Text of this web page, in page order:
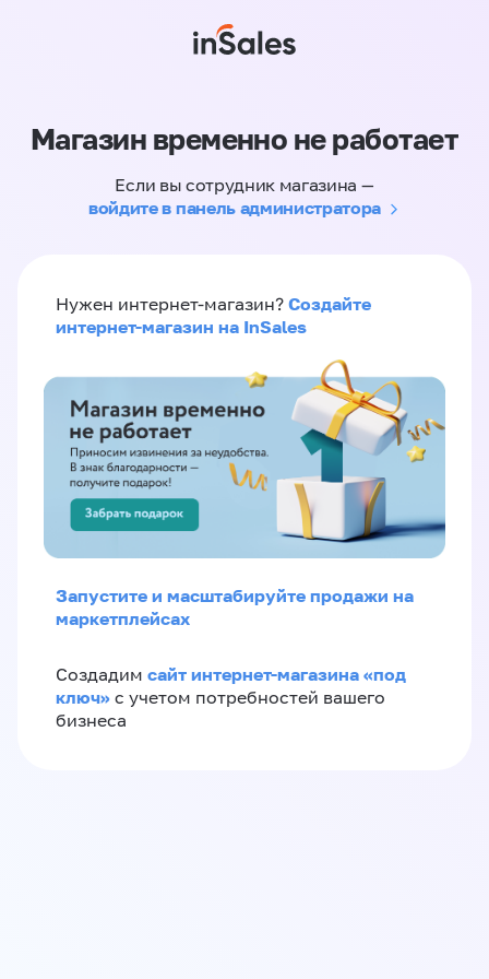
Магазин временно не работает
Если вы сотрудник магазина —
войдите в панель администратора
Нужен интернет-магазин? Создайте
интернет-магазин на InSales
Запустите и масштабируйте продажи на
маркетплейсах
Создадим сайт интернет-магазина «под
ключ» с учетом потребностей вашего
бизнеса